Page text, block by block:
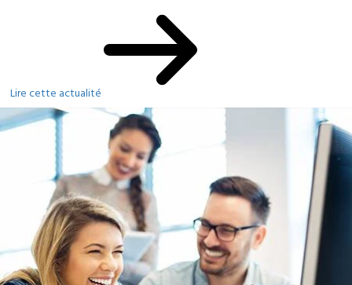
Lire cette actualité